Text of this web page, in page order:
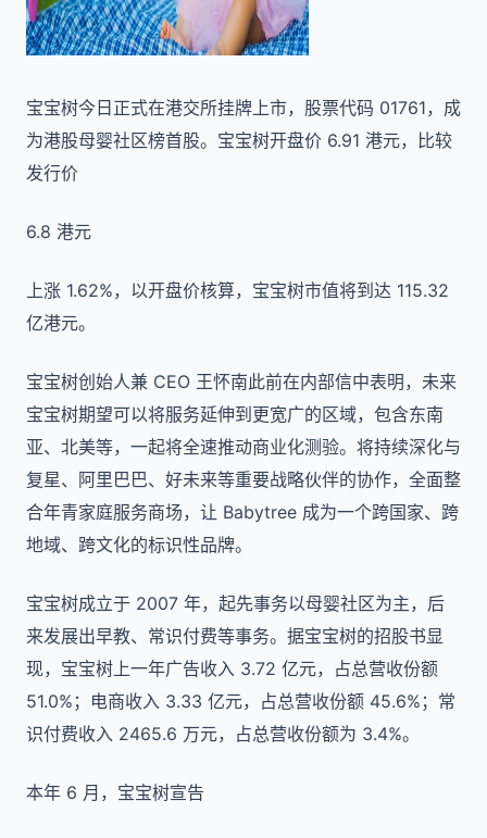
宝宝树今日正式在港交所挂牌上市，股票代码 01761，成
为港股母婴社区榜首股。宝宝树开盘价 6.91 港元，比较
发行价
6.8 港元
上涨 1.62%，以开盘价核算，宝宝树市值将到达 115.32
亿港元。
宝宝树创始人兼 CEO 王怀南此前在内部信中表明，未来
宝宝树期望可以将服务延伸到更宽广的区域，包含东南
亚、北美等，一起将全速推动商业化测验。将持续深化与
复星、阿里巴巴、好未来等重要战略伙伴的协作，全面整
合年青家庭服务商场，让 Babytree 成为一个跨国家、跨
地域、跨文化的标识性品牌。
宝宝树成立于 2007 年，起先事务以母婴社区为主，后
来发展出早教、常识付费等事务。据宝宝树的招股书显
现，宝宝树上一年广告收入 3.72 亿元，占总营收份额
51.0%；电商收入 3.33 亿元，占总营收份额 45.6%；常
识付费收入 2465.6 万元，占总营收份额为 3.4%。
本年 6 月，宝宝树宣告